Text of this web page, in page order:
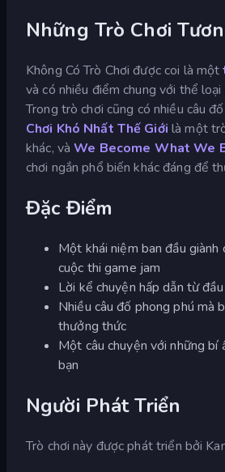
Những Trò Chơi
Không Có Trò Chơi được coi là một
và có nhiều điểm chung với thể loại
Trong trò chơi cũng có nhiều câu
Chơi Khó Nhất Thế Giới là một
khác, vàWe Become What We
chơi ngắn phổ biến khác đáng để
Đặc Điểm
Một khái niệm ban đầu giành
cuộc thi game jam
Lời kể chuyện hấp dẫn từ
Nhiều câu đố phong phú mà
thưởng thức
Một câu chuyện với những bí
bạn
Người Phát Triển
Trò chơi này được phát triển bởi